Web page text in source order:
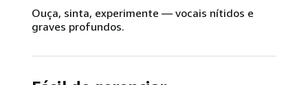
Ouça, sinta, experimente — vocais nítidos e
graves profundos.